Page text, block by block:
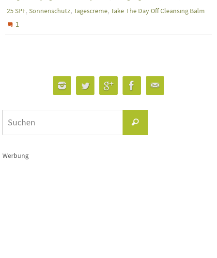
25 SPF, Sonnenschutz, Tagescreme, Take The Day Off Cleansing Balm
1
Suchen
Werbung